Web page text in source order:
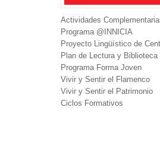
Actividades
Programa @INNICIA
Proyecto Lingüístico de
Plan de Lectura y Biblioteca
Programa Forma Joven
Vivir y Sentir el Flamenco
Vivir y Sentir el Patrimonio
Ciclos Formativos